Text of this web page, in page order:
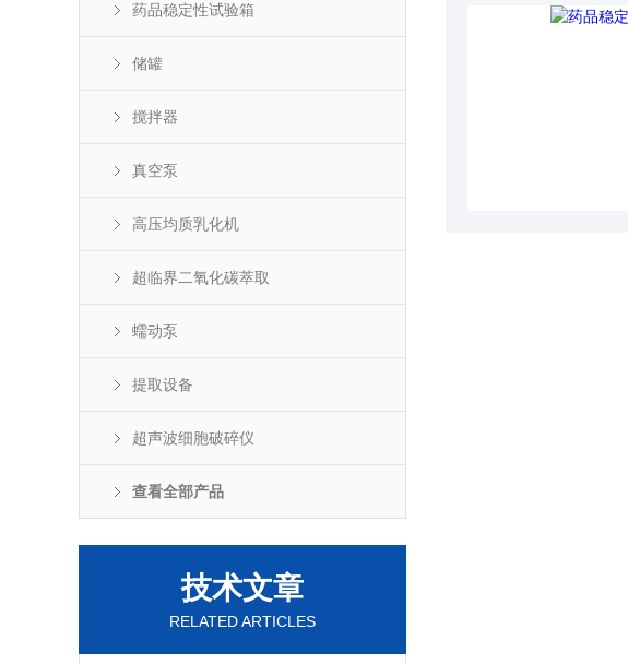
药品稳定性试验箱
储罐
搅拌器
真空泵
高压均质乳化机
超临界二氧化碳萃取
蠕动泵
提取设备
超声波细胞破碎仪
查看全部产品
技术文章
RELATED ARTICLES